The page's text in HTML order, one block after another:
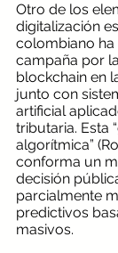
Otro de los
digitalización
colombiano ha
campaña por
blockchain en
junto con
artificial
tributaria. Esta
algorítmica”
conforma un
decisión
parcialmente
predictivos
masivos.